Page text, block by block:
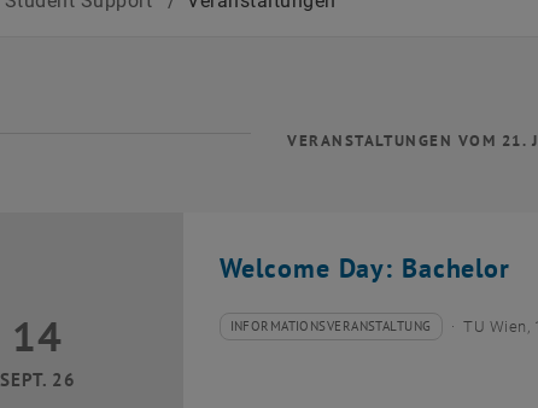
VERANSTALTUNGEN VOM 21.
Welcome Day: Bachelor
September 2026
14
SEPT. 26
Veranstaltungstyp:
INFORMATIONSVERANSTALTUNG
Veranstaltungsort: TU Wien,